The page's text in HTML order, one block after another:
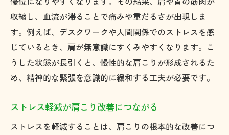
収縮し、血流が滞ることで痛みや重だるさが出現しま
す。例えば、デスクワークや人間関係でのストレスを感
じているとき、肩が無意識にすくみやすくなります。こ
うした状態が長引くと、慢性的な肩こりが形成されるた
め、精神的な緊張を意識的に緩和する工夫が必要です。
ストレス軽減が肩こり改善につながる
ストレスを軽減することは、肩こりの根本的な改善につ